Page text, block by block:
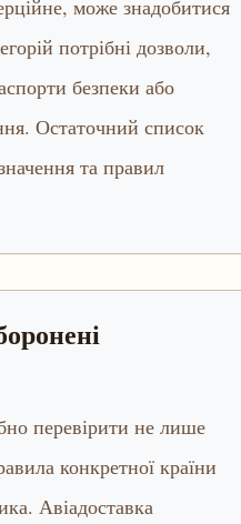
може знадобитися
потрібні дозволи,
безпеки або
Остаточний список
та правил
перевірити не лише
конкретної країни
Авіадоставка